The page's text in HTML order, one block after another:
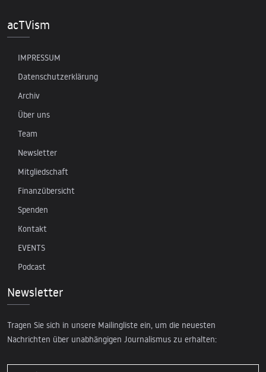
acTVism
IMPRESSUM
Datenschutzerklärung
Archiv
Über uns
Team
Newsletter
Mitgliedschaft
Finanzübersicht
Spenden
Kontakt
EVENTS
Podcast
Newsletter
Tragen Sie sich in unsere Mailingliste ein, um die neuesten
Nachrichten über unabhängigen Journalismus zu erhalten: